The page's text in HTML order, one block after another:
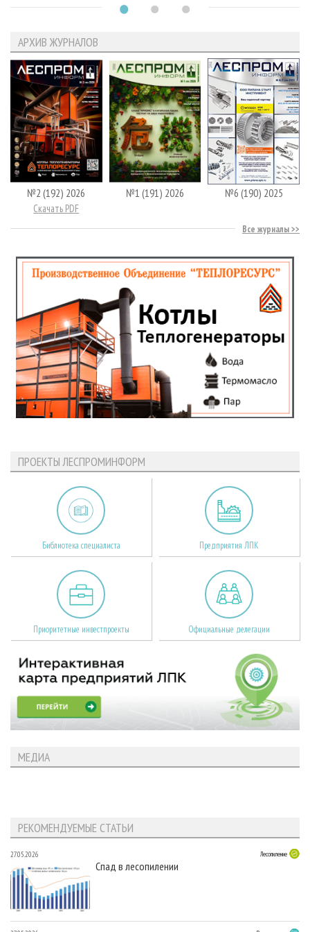
АРХИВ ЖУРНАЛОВ
№2 (192) 2026
Скачать PDF
№1 (191) 2026 №6 (190) 2025
Все журналы
ПРОЕКТЫ ЛЕСПРОМИНФОРМ
Библиотека специалиста Предприятия ЛПК
Приоритетные инвестпроекты Официальные делегации
МЕДИА
РЕКОМЕНДУЕМЫЕ СТАТЬИ
27.05.2026 Лесопиление
Спад в лесопилении